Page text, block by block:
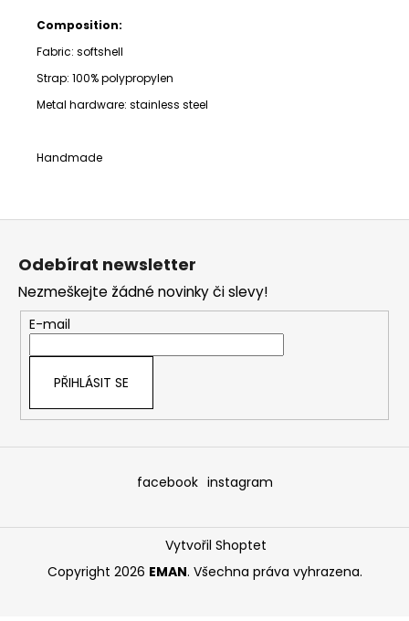
Composition:
Fabric: softshell
Strap: 100% polypropylen
Metal hardware: stainless steel
Handmade
Odebírat newsletter
Nezmeškejte žádné novinky či slevy!
E-mail
PŘIHLÁSIT SE
facebook instagram
Vytvořil Shoptet
Copyright 2026 EMAN. Všechna práva vyhrazena.